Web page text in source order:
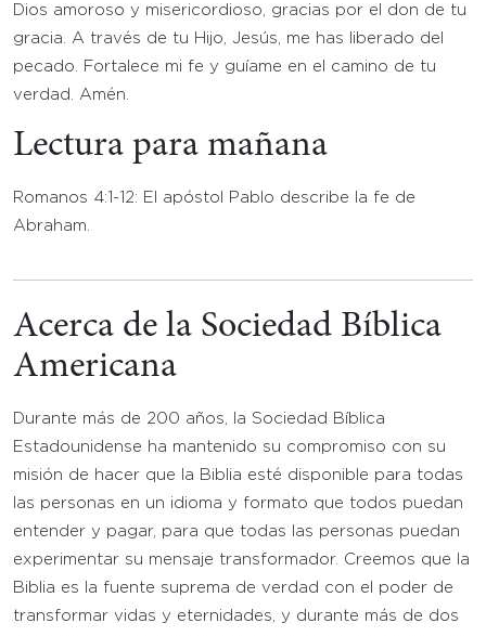
Dios amoroso y misericordioso, gracias por el don de tu
gracia. A través de tu Hijo, Jesús, me has liberado del
pecado. Fortalece mi fe y guíame en el camino de tu
verdad. Amén.
Lectura para mañana
Romanos 4:1-12: El apóstol Pablo describe la fe de
Abraham.
Acerca de la Sociedad Bíblica
Americana
Durante más de 200 años, la Sociedad Bíblica
Estadounidense ha mantenido su compromiso con su
misión de hacer que la Biblia esté disponible para todas
las personas en un idioma y formato que todos puedan
entender y pagar, para que todas las personas puedan
experimentar su mensaje transformador. Creemos que la
Biblia es la fuente suprema de verdad con el poder de
transformar vidas y eternidades, y durante más de dos